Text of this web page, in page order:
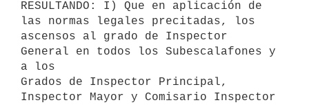
RESULTANDO: I) Que en aplicación de
las normas legales precitadas, los
ascensos al grado de Inspector
General en todos los Subescalafones y
a los
Grados de Inspector Principal,
Inspector Mayor y Comisario Inspector